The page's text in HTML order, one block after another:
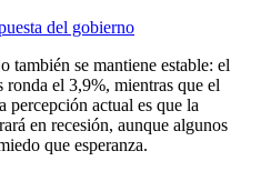
del gobierno
también se mantiene estable: el
el 3,9%, mientras que el
percepción actual es que la
en recesión, aunque algunos
que esperanza.